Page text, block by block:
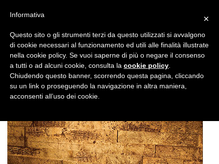
×
Informativa
Questo sito o gli strumenti terzi da questo utilizzati si avvalgono
di cookie necessari al funzionamento ed utili alle finalità illustrate
nella cookie policy. Se vuoi saperne di più o negare il consenso
a tutti o ad alcuni cookie, consulta la cookie policy
Chiudendo questo banner, scorrendo questa pagina, cliccando
su un link o proseguendo la navigazione in altra maniera,
acconsenti all’uso dei cookie.